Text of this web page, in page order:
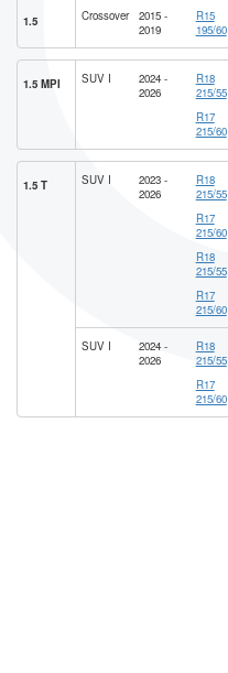
1.5 Crossover
2015 -
2019
R15
195/60
1.5 MPI SUV I
2024 -
2026
R18
215/55
R17
215/60
1.5 T SUV I
2023 -
2026
R18
215/55
R17
215/60
R18
215/55
R17
215/60
SUV I
2024 -
2026
R18
215/55
R17
215/60